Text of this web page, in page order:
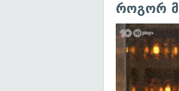
როგორ